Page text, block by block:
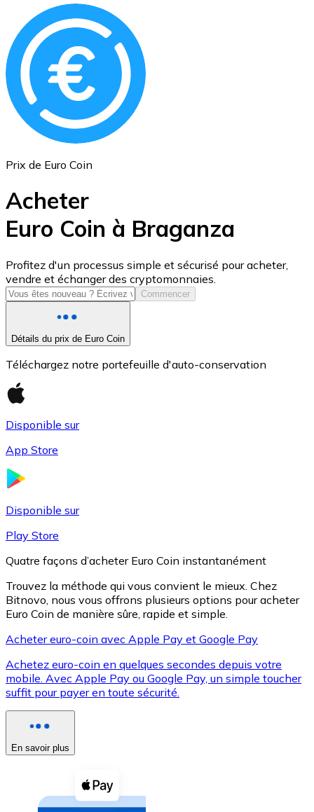
Ethereum
ETH
USD Coin
USDC
XRP
XRP
Voir toutes
Coupons crypto
Achetez des cryptomonnaies en espèces et d'autres
Prix de Euro Coin
Acheter
Euro Coin à Braganza
Profitez d'un processus simple et sécurisé pour acheter,
vendre et échanger des cryptomonnaies.
Commencer
Détails du prix de Euro Coin
Téléchargez notre portefeuille d'auto-conservation
Disponible sur
App Store
Disponible sur
Play Store
Quatre façons d’acheter Euro Coin instantanément
Trouvez la méthode qui vous convient le mieux. Chez
Bitnovo, nous vous offrons plusieurs options pour acheter
Euro Coin de manière sûre, rapide et simple.
Acheter euro-coin avec Apple Pay et Google Pay
Achetez euro-coin en quelques secondes depuis votre
mobile. Avec Apple Pay ou Google Pay, un simple toucher
suffit pour payer en toute sécurité.
En savoir plus